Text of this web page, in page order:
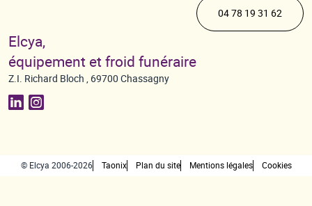
04 78 19 31 62
Elcya,
équipement et froid funéraire
Z.I. Richard Bloch , 69700 Chassagny
© Elcya 2006-2026 Taonix Plan du site Mentions légales Cookies